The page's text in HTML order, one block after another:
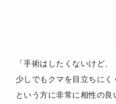
「手術はしたくないけど、
少しでもクマを目立ちにく
という方に非常に相性の良